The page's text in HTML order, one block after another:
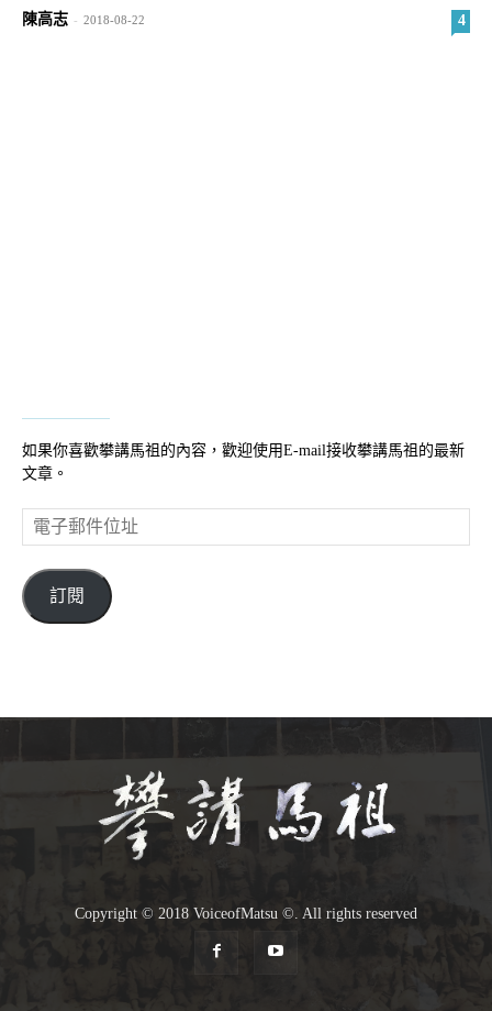
陳高志 - 2018-08-22 4
如果你喜歡攀講馬祖的內容，歡迎使用E-mail接收攀講馬祖的最新
文章。
電
子
件
位
訂閱
Copyright © 2018 VoiceofMatsu ©. All rights reserved